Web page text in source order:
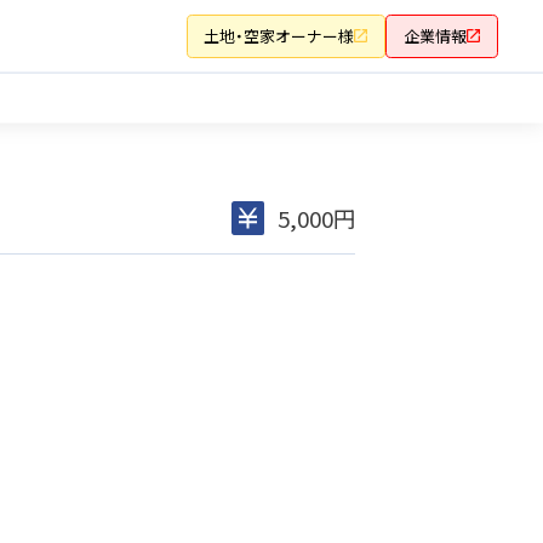
土地・空家オーナー様 企業情報
5,000円